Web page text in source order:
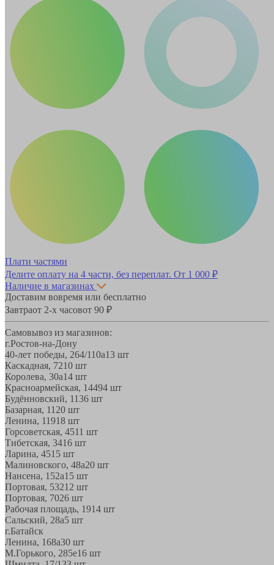
Плати частями
Делите оплату на 4 части, без переплат. От 1 000 ₽
Наличие в магазинах
Доставим вовремя или бесплатно
Завтраот 2-х часовот 90 ₽
Самовывоз из магазинов:
г.Ростов-на-Дону
40-лет победы, 264/110а13 шт
Каскадная, 7210 шт
Королева, 30а14 шт
Красноармейская, 14494 шт
Будённовский, 1136 шт
Базарная, 11 20 шт
Ленина, 11918 шт
Горсоветская, 4511 шт
Тибетская, 3416 шт
Ларина, 4515 шт
Малиновского, 48а20 шт
Нансена, 152а15 шт
Портовая, 53212 шт
Портовая, 7026 шт
Рабочая площадь, 1914 шт
Сальский, 28a5 шт
г.Батайск
Ленина, 168а30 шт
М.Горького, 285е16 шт